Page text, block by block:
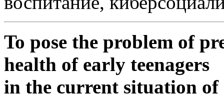
To pose the problem of
health of early teenagers
in the current situation of